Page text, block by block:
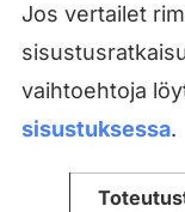
Jos vertailet
vaihtoehtoja
sisustuksessa.